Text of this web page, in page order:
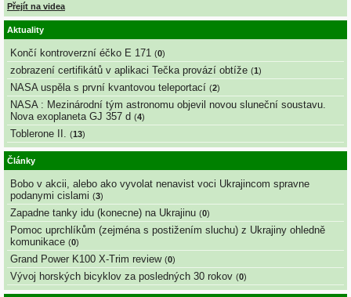
Přejít na videa
Aktuality
Končí kontroverzní éčko E 171 (0)
zobrazení certifikátů v aplikaci Tečka provází obtíže (1)
NASA uspěla s první kvantovou teleportací (2)
NASA : Mezinárodní tým astronomu objevil novou sluneční soustavu.
Nova exoplaneta GJ 357 d (4)
Toblerone II. (13)
Články
Bobo v akcii, alebo ako vyvolat nenavist voci Ukrajincom spravne
podanymi cislami (3)
Zapadne tanky idu (konecne) na Ukrajinu (0)
Pomoc uprchlíkům (zejména s postižením sluchu) z Ukrajiny ohledně
komunikace (0)
Grand Power K100 X-Trim review (0)
Vývoj horských bicyklov za posledných 30 rokov (0)